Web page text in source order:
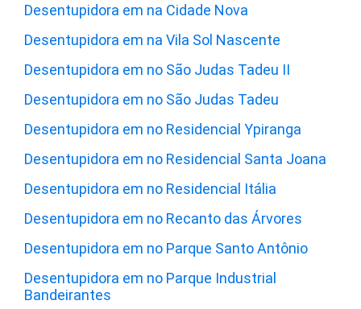
Desentupidora em na Cidade Nova
Desentupidora em na Vila Sol Nascente
Desentupidora em no São Judas Tadeu II
Desentupidora em no São Judas Tadeu
Desentupidora em no Residencial Ypiranga
Desentupidora em no Residencial Santa Joana
Desentupidora em no Residencial Itália
Desentupidora em no Recanto das Árvores
Desentupidora em no Parque Santo Antônio
Desentupidora em no Parque Industrial
Bandeirantes